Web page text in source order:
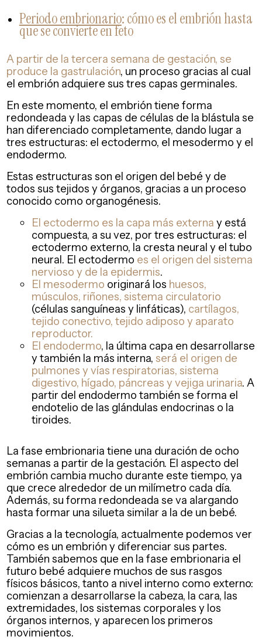
Periodo embrionario: cómo es el embrión hasta
que se convierte en feto
A partir de la tercera semana de gestación, se
produce la gastrulación, un proceso gracias al cual
el embrión adquiere sus tres capas germinales.
En este momento, el embrión tiene forma
redondeada y las capas de células de la blástula se
han diferenciado completamente, dando lugar a
tres estructuras: el ectodermo, el mesodermo y el
endodermo.
Estas estructuras son el origen del bebé y de
todos sus tejidos y órganos, gracias a un proceso
conocido como organogénesis.
El ectodermo es la capa más externa y está
compuesta, a su vez, por tres estructuras: el
ectodermo externo, la cresta neural y el tubo
neural. El ectodermo es el origen del sistema
nervioso y de la epidermis.
El mesodermo originará los huesos,
músculos, riñones, sistema circulatorio
(células sanguíneas y linfáticas), cartílagos,
tejido conectivo, tejido adiposo y aparato
reproductor.
El endodermo, la última capa en desarrollarse
y también la más interna,será el origen de
pulmones y vías respiratorias, sistema
digestivo, hígado, páncreas y vejiga urinaria. A
partir del endodermo también se forma el
endotelio de las glándulas endocrinas o la
tiroides.
La fase embrionaria tiene una duración de ocho
semanas a partir de la gestación. El aspecto del
embrión cambia mucho durante este tiempo, ya
que crece alrededor de un milímetro cada día.
Además, su forma redondeada se va alargando
hasta formar una silueta similar a la de un bebé.
Gracias a la tecnología, actualmente podemos ver
cómo es un embrión y diferenciar sus partes.
También sabemos que en la fase embrionaria el
futuro bebé adquiere muchos de sus rasgos
físicos básicos, tanto a nivel interno como externo:
comienzan a desarrollarse la cabeza, la cara, las
extremidades, los sistemas corporales y los
órganos internos, y aparecen los primeros
movimientos.